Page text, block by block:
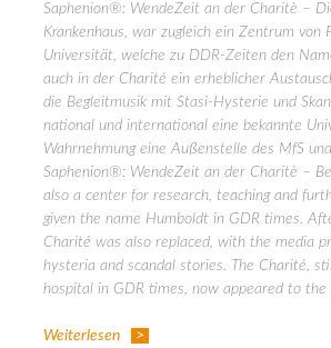
Saphenion®: WendeZeit an der Charitè –
Krankenhaus, war zugleich ein Zentrum von
Universität, welche zu DDR-Zeiten den
auch in der Charité ein erheblicher
die Begleitmusik mit Stasi-Hysterie und
national und international eine bekannte
Wahrnehmung eine Außenstelle des MfS
Saphenion®: WendeZeit an der Charitè –
also a center for research, teaching and
given the name Humboldt in GDR times.
Charité was also replaced, with the media
hysteria and scandal stories. The Charité,
hospital in GDR times, now appeared to
Weiterlesen